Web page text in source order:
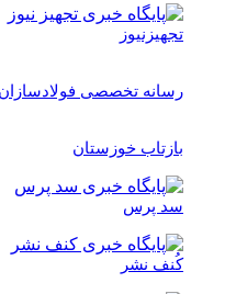
تجهیزنیوز
رسانه تخصصی فولادسازان
بازتاب خوزستان
سد پرس
کُنف نشر